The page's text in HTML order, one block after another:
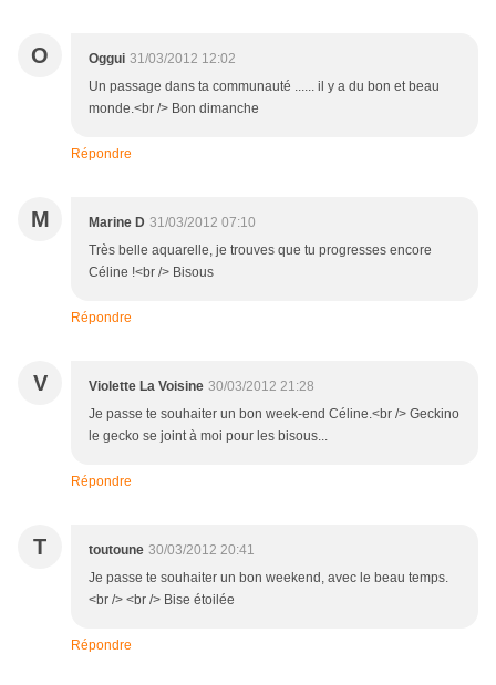
O Oggui 31/03/2012 12:02
Un passage dans ta communauté ...... il y a du bon et beau
monde.<br /> Bon dimanche
Répondre
M Marine D 31/03/2012 07:10
Très belle aquarelle, je trouves que tu progresses encore
Céline !<br /> Bisous
Répondre
V Violette La Voisine 30/03/2012 21:28
Je passe te souhaiter un bon week-end Céline.<br /> Geckino
le gecko se joint à moi pour les bisous...
Répondre
T toutoune 30/03/2012 20:41
Je passe te souhaiter un bon weekend, avec le beau temps.
<br /> <br /> Bise étoilée
Répondre